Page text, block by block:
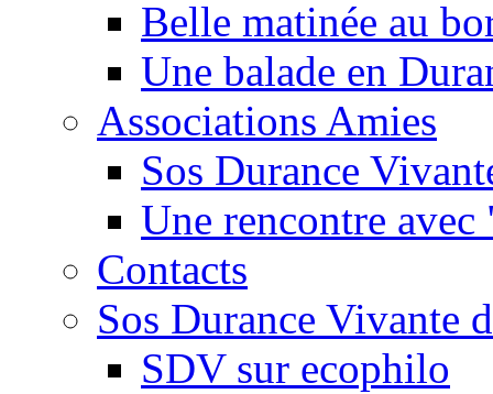
Belle matinée au
Une balade en
Associations Amies
Sos Durance
Une rencontre
Contacts
Sos Durance Vivante
SDV sur ecophilo